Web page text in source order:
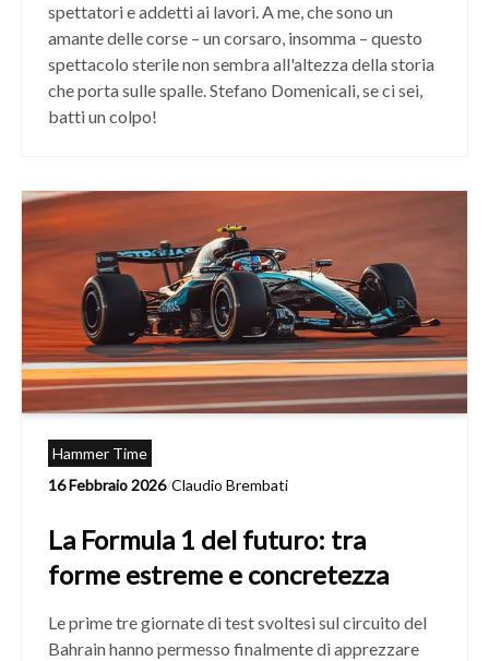
spettatori e addetti ai lavori. A me, che sono un
amante delle corse – un corsaro, insomma – questo
spettacolo sterile non sembra all'altezza della storia
che porta sulle spalle. Stefano Domenicali, se ci sei,
batti un colpo!
Hammer Time
16 Febbraio 2026/Claudio Brembati
La Formula 1 del futuro: tra
forme estreme e concretezza
Le prime tre giornate di test svoltesi sul circuito del
Bahrain hanno permesso finalmente di apprezzare